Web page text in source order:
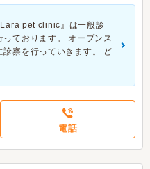
pet clinic』は一般診
ております。 オープンス
診察を行っていきます。 ど
電話